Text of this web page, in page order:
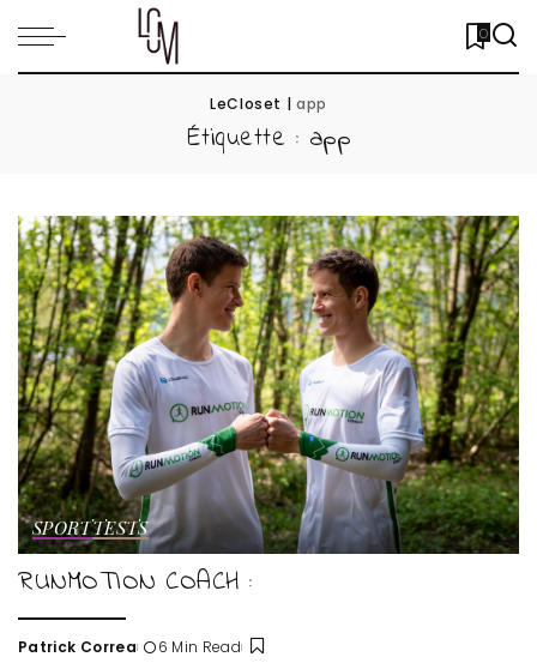
0
LeCloset | app
Étiquette : app
SPORTTESTS
RUNMOTION COACH :
Posted
Patrick Correa 6 Min Read